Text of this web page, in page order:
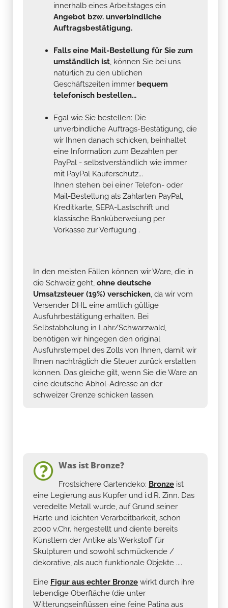
innerhalb eines Arbeitstages ein
Angebot bzw. unverbindliche
Auftragsbestätigung.
Falls eine Mail-Bestellung für Sie zum
umständlich ist, können Sie bei uns
natürlich zu den üblichen
Geschäftszeiten immer bequem
telefonisch bestellen...
Egal wie Sie bestellen: Die
unverbindliche Auftrags-Bestätigung, die
wir Ihnen danach schicken, beinhaltet
eine Information zum Bezahlen per
PayPal - selbstverständlich wie immer
mit PayPal Käuferschutz...
Ihnen stehen bei einer Telefon- oder
Mail-Bestellung als Zahlarten PayPal,
Kreditkarte, SEPA-Lastschrift und
klassische Banküberweiung per
Vorkasse zur Verfügung .
In den meisten Fällen können wir Ware, die in
die Schweiz geht, ohne deutsche
Umsatzsteuer (19%) verschicken, da wir vom
Versender DHL eine amtlich gültige
Ausfuhrbestätigung erhalten. Bei
Selbstabholung in Lahr/Schwarzwald,
benötigen wir hingegen den original
Ausfuhrstempel des Zolls von Ihnen, damit wir
Ihnen nachträglich die Steuer zurück erstatten
können. Das gleiche gilt, wenn Sie die Ware an
eine deutsche Abhol-Adresse an der
schweizer Grenze schicken lassen.
Was ist Bronze?
Frostsichere Gartendeko: Bronze ist
eine Legierung aus Kupfer und i.d.R. Zinn. Das
veredelte Metall wurde, auf Grund seiner
Härte und leichten Verarbeitbarkeit, schon
2000 v.Chr. hergestellt und diente bereits
Künstlern der Antike als Werkstoff für
Skulpturen und sowohl schmückende /
dekorative, als auch funktionale Objekte ....
Eine Figur aus echter Bronze wirkt durch ihre
lebendige Oberfläche (die unter
Witterungseinflüssen eine feine Patina aus